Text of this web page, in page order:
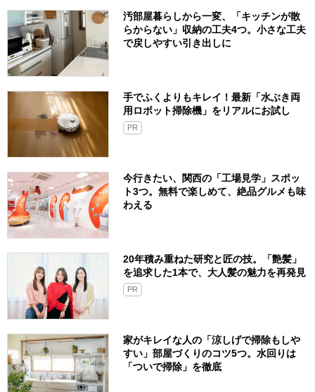
汚部屋暮らしから一変、「キッチンが散
らからない」収納の工夫4つ。小さな工夫
で戻しやすい引き出しに
手でふくよりもキレイ！最新「水ぶき両
用ロボット掃除機」をリアルにお試し
PR
今行きたい、関西の「工場見学」スポッ
ト3つ。無料で楽しめて、絶品グルメも味
わえる
20年積み重ねた研究と匠の技。「艶髪」
を追求した1本で、大人髪の魅力を再発見
PR
家がキレイな人の「涼しげで掃除もしや
すい」部屋づくりのコツ5つ。水回りは
「ついで掃除」を徹底